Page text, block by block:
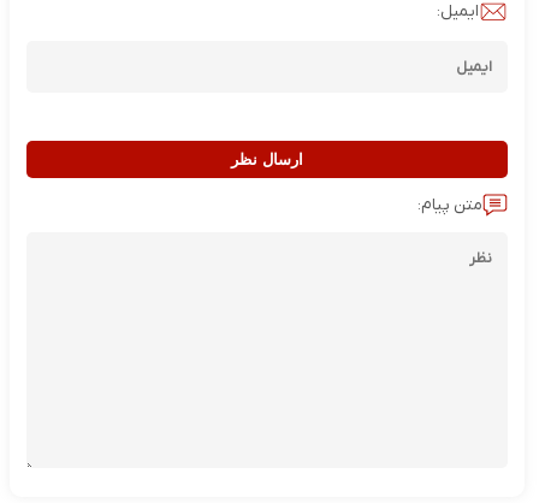
ایمیل:
ارسال نظر
متن پیام: